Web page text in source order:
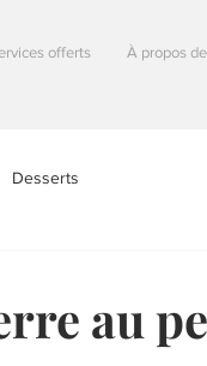
offerts À propos
Desserts
au